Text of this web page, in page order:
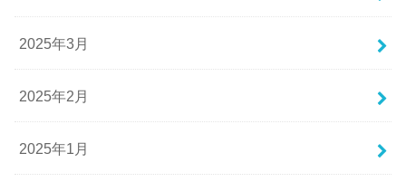
2025年3月
2025年2月
2025年1月